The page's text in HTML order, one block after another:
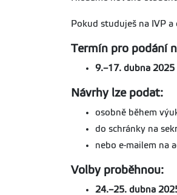
Pokud studuješ na IVP
Termín pro podání
9.–17. dubna 2025
Návrhy lze podat:
osobně během
do schránky na
nebo e-mailem na
Volby proběhnou:
24.–25. dubna